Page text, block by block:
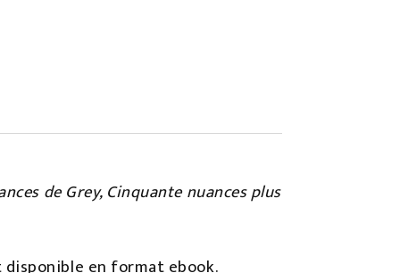
de Grey, Cinquante nuances plus